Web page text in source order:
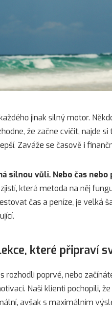
jinak silný motor.
že začne cvičit, najde
Zaváže se časově i
silnou vůli. Nebo čas nebo
která metoda na něj
čas a peníze, je velká
které připraví
rozhodli poprvé, nebo
Naši klienti pochopili,
avšak s maximálním